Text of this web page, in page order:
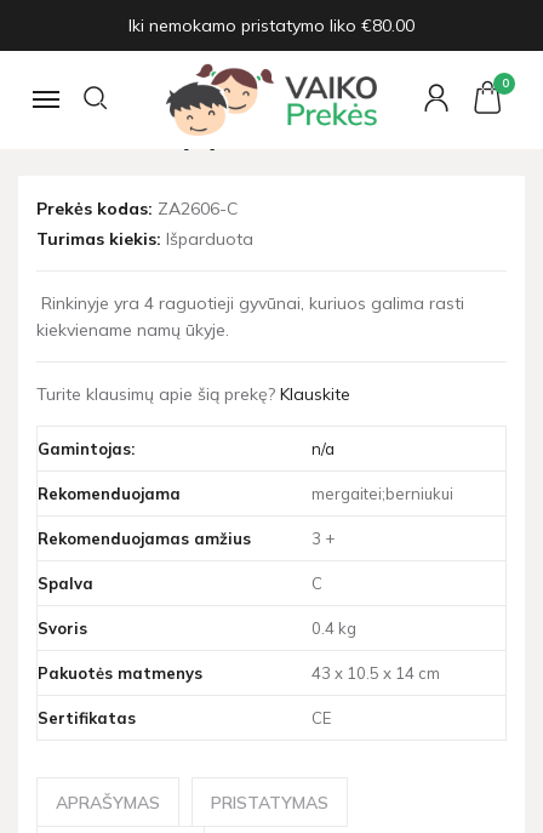
Iki nemokamo pristatymo liko €80.00
Navigacija
0
Figūrėlės Karvių ir avių figūrėlių rinkinys (C)
KARVIŲ IR AVIŲ FIGŪRĖLIŲ
RINKINYS (C)
Prekės kodas: ZA2606-C
Turimas kiekis: Išparduota
Rinkinyje yra 4 raguotieji gyvūnai, kuriuos galima rasti
kiekviename namų ūkyje.
Turite klausimų apie šią prekę? Klauskite
Gamintojas: n/a
Rekomenduojama mergaitei;berniukui
Rekomenduojamas amžius 3 +
Spalva C
Svoris 0.4 kg
Pakuotės matmenys 43 x 10.5 x 14 cm
Sertifikatas CE
APRAŠYMAS PRISTATYMAS